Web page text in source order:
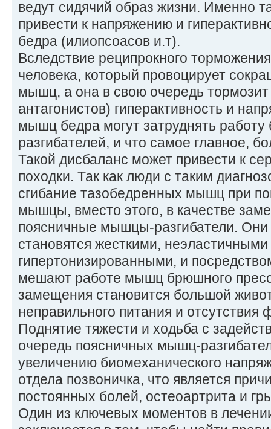
ведут сидячий образ жизни. Именно
привести к напряжению и
бедра (илиопсоасов и.т).
Вследствие реципрокного
человека, который провоцирует
мышц, а она в свою очередь
антагонистов) гиперактивность и
мышц бедра могут затруднять
разгибателей, и что самое главное,
Такой дисбаланс может привести к
походки. Так как люди с таким
сгибание тазобедренных мышц при
мышцы, вместо этого, в качестве
поясничные мышцы-разгибатели.
становятся жесткими, неэластичными
гипертонизированными, и
мешают работе мышц брюшного
замещения становится большой
неправильного питания и отсутствия
Поднятие тяжести и ходьба с
очередь поясничных мышц-
увеличению биомеханического
отдела позвоничка, что является
постоянных болей, остеоартрита и
Один из ключевых моментов в